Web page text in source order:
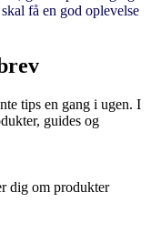
få en god oplevelse
tips en gang i ugen. I
guides og